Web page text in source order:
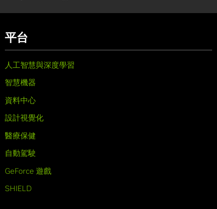
平台
人工智慧與深度學習
智慧機器
資料中心
設計視覺化
醫療保健
自動駕駛
GeForce 遊戲
SHIELD